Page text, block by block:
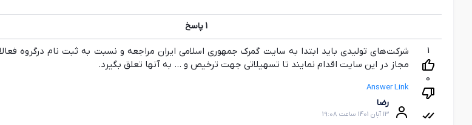
1 پاسخ
1
0
شرکت‌های تولیدی باید ابتدا به سایت گمرک جمهوری اسلامی ایران مراجعه و نسبت به ثبت نام درگروه
مجاز در این سایت اقدام نمایند تا تسهیلاتی جهت ترخیص و ... به آنها تعلق بگیرد.
Answer Link
رضا
13 آبان 1401 ساعت 19:08